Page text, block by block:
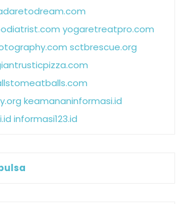
yogaretreatpro.com
sctbrescue.org
keamananinformasi.id
informasi123.id